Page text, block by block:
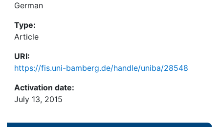
German
Type:
Article
URI:
https://fis.uni-bamberg.de/handle/uniba/28548
Activation date:
July 13, 2015